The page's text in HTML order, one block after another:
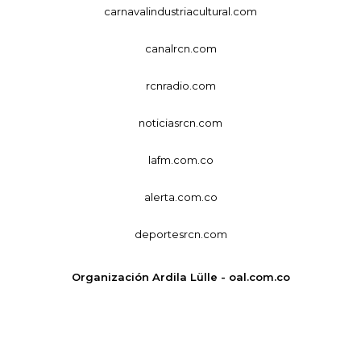
carnavalindustriacultural.com
canalrcn.com
rcnradio.com
noticiasrcn.com
lafm.com.co
alerta.com.co
deportesrcn.com
Organización Ardila Lülle - oal.com.co